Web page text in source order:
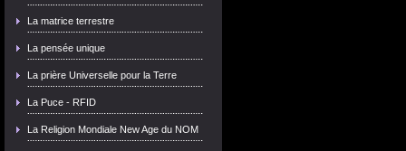
La matrice terrestre
La pensée unique
La prière Universelle pour la Terre
La Puce - RFID
La Religion Mondiale New Age du NOM